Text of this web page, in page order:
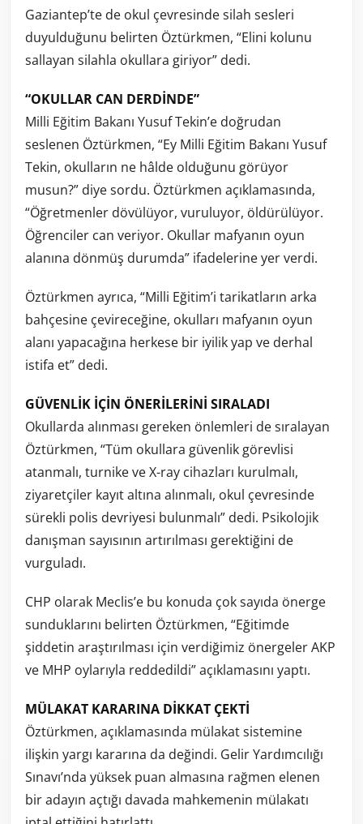
Gaziantep’te de okul çevresinde silah sesleri
duyulduğunu belirten Öztürkmen, “Elini kolunu
sallayan silahla okullara giriyor” dedi.
“OKULLAR CAN DERDİNDE”
Milli Eğitim Bakanı Yusuf Tekin’e doğrudan
seslenen Öztürkmen, “Ey Milli Eğitim Bakanı Yusuf
Tekin, okulların ne hâlde olduğunu görüyor
musun?” diye sordu. Öztürkmen açıklamasında,
“Öğretmenler dövülüyor, vuruluyor, öldürülüyor.
Öğrenciler can veriyor. Okullar mafyanın oyun
alanına dönmüş durumda” ifadelerine yer verdi.
Öztürkmen ayrıca, “Milli Eğitim’i tarikatların arka
bahçesine çevireceğine, okulları mafyanın oyun
alanı yapacağına herkese bir iyilik yap ve derhal
istifa et” dedi.
GÜVENLİK İÇİN ÖNERİLERİNİ SIRALADI
Okullarda alınması gereken önlemleri de sıralayan
Öztürkmen, “Tüm okullara güvenlik görevlisi
atanmalı, turnike ve X-ray cihazları kurulmalı,
ziyaretçiler kayıt altına alınmalı, okul çevresinde
sürekli polis devriyesi bulunmalı” dedi. Psikolojik
danışman sayısının artırılması gerektiğini de
vurguladı.
CHP olarak Meclis’e bu konuda çok sayıda önerge
sunduklarını belirten Öztürkmen, “Eğitimde
şiddetin araştırılması için verdiğimiz önergeler AKP
ve MHP oylarıyla reddedildi” açıklamasını yaptı.
MÜLAKAT KARARINA DİKKAT ÇEKTİ
Öztürkmen, açıklamasında mülakat sistemine
ilişkin yargı kararına da değindi. Gelir Yardımcılığı
Sınavı’nda yüksek puan almasına rağmen elenen
bir adayın açtığı davada mahkemenin mülakatı